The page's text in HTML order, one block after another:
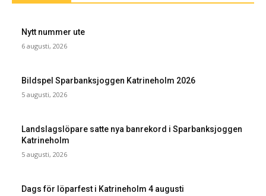
Nytt nummer ute
6 augusti, 2026
Bildspel Sparbanksjoggen Katrineholm 2026
5 augusti, 2026
Landslagslöpare satte nya banrekord i Sparbanksjoggen
Katrineholm
5 augusti, 2026
Dags för löparfest i Katrineholm 4 augusti